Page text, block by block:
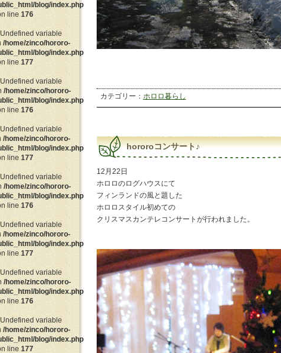
blog/index.php
line 176
variable
/home/zinco/hororo-
blog/index.php
line 177
variable
/home/zinco/hororo-
blog/index.php
line 176
variable
/home/zinco/hororo-
blog/index.php
line 177
variable
/home/zinco/hororo-
blog/index.php
line 176
variable
/home/zinco/hororo-
blog/index.php
line 177
variable
/home/zinco/hororo-
blog/index.php
line 176
variable
/home/zinco/hororo-
blog/index.php
line 177
カテゴリー： ホロロ暮らし
hororoコンサート♪
12月22日
ホロロのログハウスにて
フィンランドの風と題した
ホロロスタイル初めての
クリスマスカンテレコンサートが行われました。